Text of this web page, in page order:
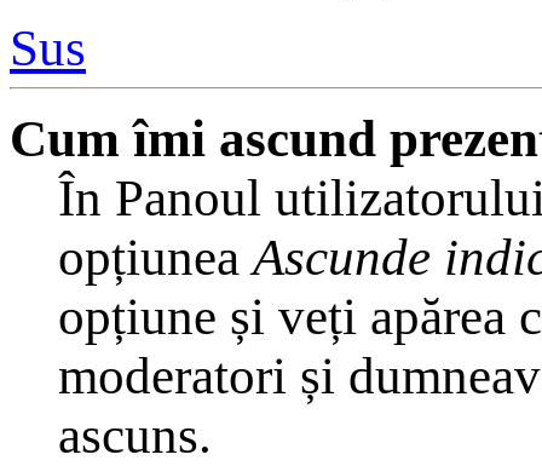
Sus
Cum îmi ascund
În Panoul
opțiuneaAscunde
opțiune și veți apărea
moderatori și
ascuns.